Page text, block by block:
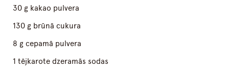
30 g kakao pulvera
130 g brūnā cukura
8 g cepamā pulvera
1 tējkarote dzeramās sodas